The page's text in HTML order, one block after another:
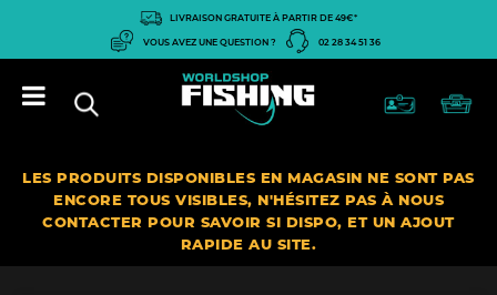
Panneau de gestion des cookies
LIVRAISON GRATUITE À PARTIR DE 49€*
VOUS AVEZ UNE QUESTION ? 02 28 34 51 36
LES PRODUITS DISPONIBLES EN MAGASIN NE SONT PAS
ENCORE TOUS VISIBLES, N'HÉSITEZ PAS À NOUS
CONTACTER POUR SAVOIR SI DISPO, ET UN AJOUT
RAPIDE AU SITE.